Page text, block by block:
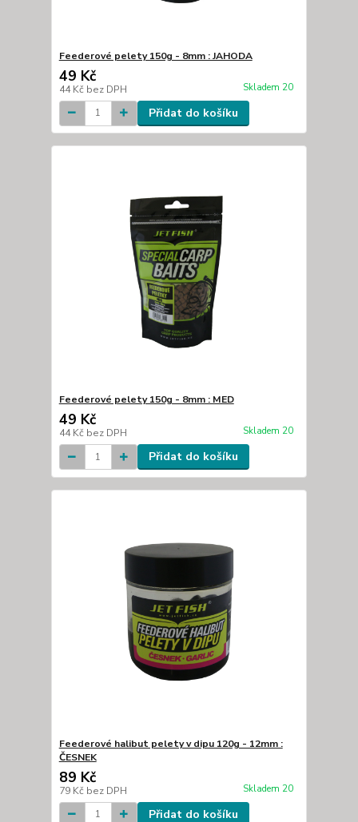
Feederové pelety 150g - 8mm : JAHODA
49 Kč
44 Kč bez DPH Skladem 20
Přidat do košíku
Feederové pelety 150g - 8mm : MED
49 Kč
44 Kč bez DPH Skladem 20
Přidat do košíku
Feederové halibut pelety v dipu 120g - 12mm :
ČESNEK
89 Kč
79 Kč bez DPH Skladem 20
Přidat do košíku